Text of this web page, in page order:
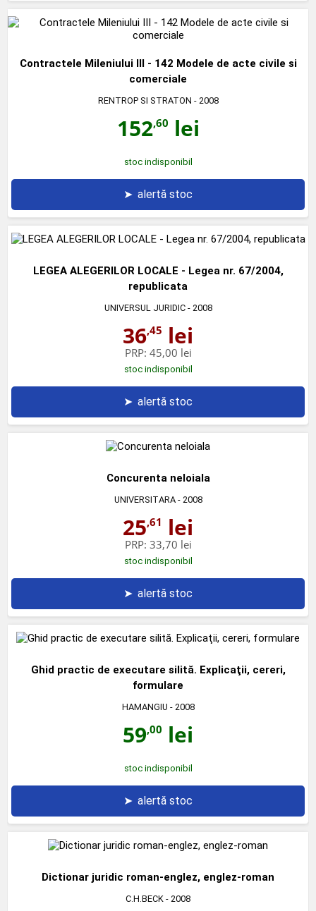
Contractele Mileniului III - 142 Modele de acte civile si
comerciale
RENTROP SI STRATON - 2008
152,60 lei
stoc indisponibil
➤ alertă stoc
LEGEA ALEGERILOR LOCALE - Legea nr. 67/2004,
republicata
UNIVERSUL JURIDIC- 2008
36,45 lei
PRP: 45,00 lei
stoc indisponibil
➤ alertă stoc
Concurenta neloiala
UNIVERSITARA- 2008
25,61 lei
PRP: 33,70 lei
stoc indisponibil
➤ alertă stoc
Ghid practic de executare silită. Explicaţii, cereri,
formulare
HAMANGIU - 2008
59,00 lei
stoc indisponibil
➤ alertă stoc
Dictionar juridic roman-englez, englez-roman
C.H.BECK - 2008